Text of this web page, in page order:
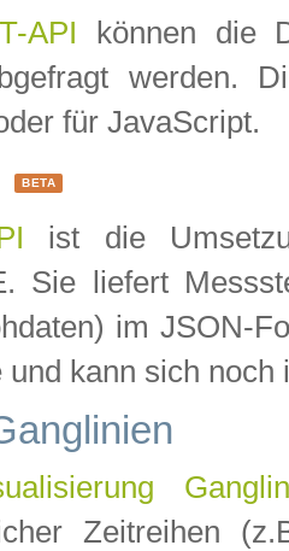
API können die
werden.
für JavaScript.
BETA
ist die
Sie liefert
im JSON-
und kann sich noch
Zeitreihen